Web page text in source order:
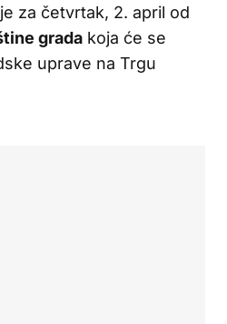
za četvrtak, 2. april od
grada koja će se
uprave na Trgu